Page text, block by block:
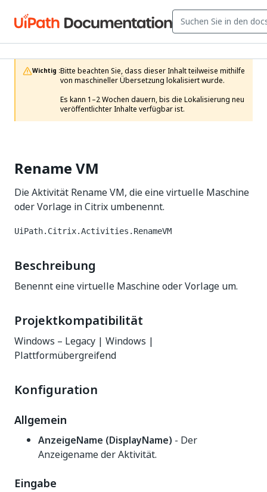
Wichtig :Bitte beachten Sie, dass dieser Inhalt teilweise mithilfe
von maschineller Übersetzung lokalisiert wurde.
Es kann 1–2 Wochen dauern, bis die Lokalisierung neu
veröffentlichter Inhalte verfügbar ist.
Rename VM
Die Aktivität Rename VM, die eine virtuelle Maschine
oder Vorlage in Citrix umbenennt.
UiPath.Citrix.Activities.RenameVM
Beschreibung
Benennt eine virtuelle Maschine oder Vorlage um.
Projektkompatibilität
Windows – Legacy | Windows |
Plattformübergreifend
Konfiguration
Allgemein
AnzeigeName (DisplayName) - Der
Anzeigename der Aktivität.
Eingabe